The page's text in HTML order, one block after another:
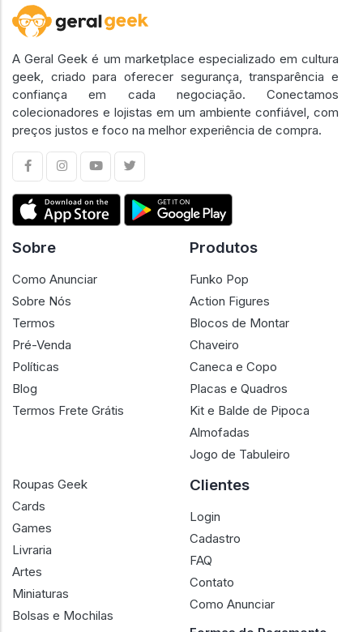
A Geral Geek é um marketplace especializado em cultura
geek, criado para oferecer segurança, transparência e
confiança em cada negociação. Conectamos
colecionadores e lojistas em um ambiente confiável, com
preços justos e foco na melhor experiência de compra.
Sobre
Como Anunciar
Sobre Nós
Termos
Pré-Venda
Políticas
Blog
Termos Frete Grátis
Produtos
Funko Pop
Action Figures
Blocos de Montar
Chaveiro
Caneca e Copo
Placas e Quadros
Kit e Balde de Pipoca
Almofadas
Jogo de Tabuleiro
Roupas Geek
Cards
Games
Livraria
Artes
Miniaturas
Bolsas e Mochilas
Clientes
Login
Cadastro
FAQ
Contato
Como Anunciar